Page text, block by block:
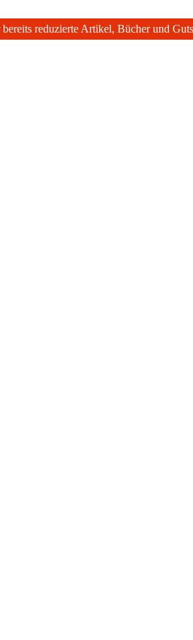
reduzierte Artikel, Bücher und